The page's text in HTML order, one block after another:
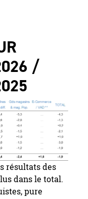
/
résultats des
dans le total.
pure